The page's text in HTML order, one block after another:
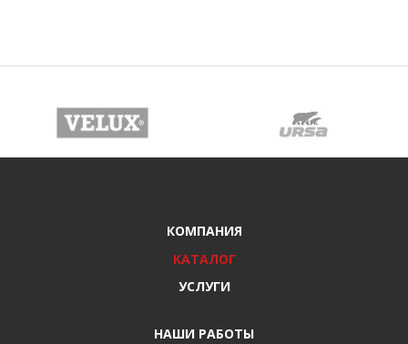
КОМПАНИЯ
КАТАЛОГ
УСЛУГИ
НАШИ РАБОТЫ